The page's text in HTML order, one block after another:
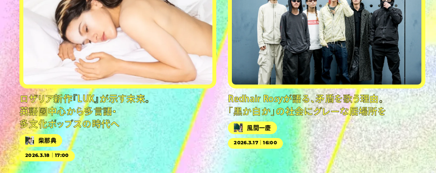
ロザリア新作『LUX』が示す未来。
英語圏中心から多言語・
多文化ポップスの時代へ
柴那典
2026.3.18｜17:00
Redhair Rosyが語る、矛盾を歌う理由。
「黒か白か」の社会にグレーな居場所を
風間一慶
2026.3.17｜16:00